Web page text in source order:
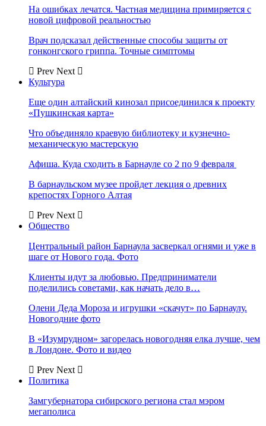
На ошибках лечатся. Частная медицина примиряется с
новой цифровой реальностью
Врач подсказал действенные способы защиты от
гонконгского гриппа. Точные симптомы
Prev Next
Культура
Еще один алтайский кинозал присоединился к проекту
«Пушкинская карта»
Что объединяло краевую библиотеку и кузнечно-
механическую мастерскую
Афиша. Куда сходить в Барнауле со 2 по 9 февраля
В барнаульском музее пройдет лекция о древних
крепостях Горного Алтая
Prev Next
Общество
Центральный район Барнаула засверкал огнями и уже в
шаге от Нового года. Фото
Клиенты идут за любовью. Предприниматели
поделились советами, как начать дело в…
Олени Деда Мороза и игрушки «скачут» по Барнаулу.
Новогодние фото
В «Изумрудном» загорелась новогодняя елка лучше, чем
в Лондоне. Фото и видео
Prev Next
Политика
Замгубернатора сибирского региона стал мэром
мегаполиса